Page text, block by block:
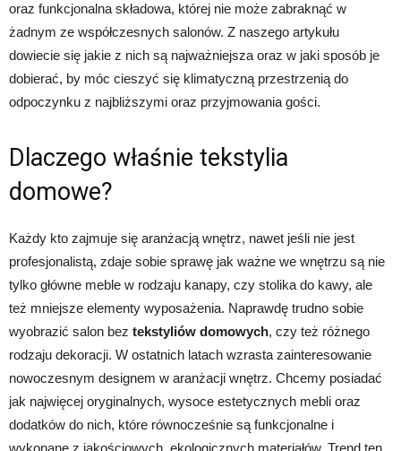
oraz funkcjonalna składowa, której nie może zabraknąć w
żadnym ze współczesnych salonów. Z naszego artykułu
dowiecie się jakie z nich są najważniejsza oraz w jaki sposób je
dobierać, by móc cieszyć się klimatyczną przestrzenią do
odpoczynku z najbliższymi oraz przyjmowania gości.
Dlaczego właśnie tekstylia
domowe?
Każdy kto zajmuje się aranżacją wnętrz, nawet jeśli nie jest
profesjonalistą, zdaje sobie sprawę jak ważne we wnętrzu są nie
tylko główne meble w rodzaju kanapy, czy stolika do kawy, ale
też mniejsze elementy wyposażenia. Naprawdę trudno sobie
wyobrazić salon bez tekstyliów domowych, czy też różnego
rodzaju dekoracji. W ostatnich latach wzrasta zainteresowanie
nowoczesnym designem w aranżacji wnętrz. Chcemy posiadać
jak najwięcej oryginalnych, wysoce estetycznych mebli oraz
dodatków do nich, które równocześnie są funkcjonalne i